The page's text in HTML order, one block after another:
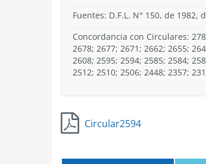
Fuentes: D.F.L. N° 150, de
Concordancia con Circulares:
2678; 2677; 2671; 2662; 2655;
2608; 2595; 2594; 2585; 2584;
2512; 2510; 2506; 2448; 2357;
Circular2594